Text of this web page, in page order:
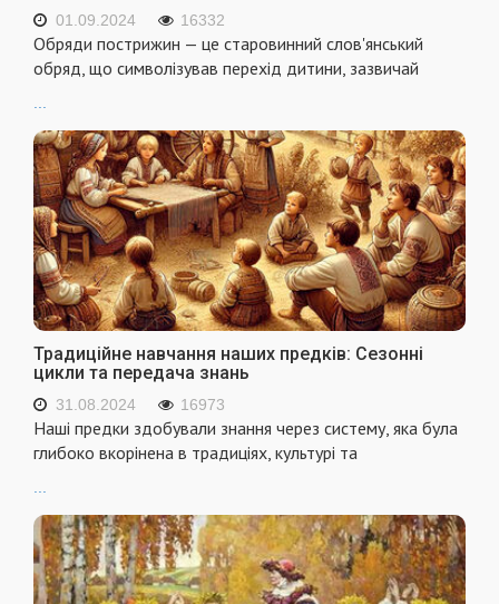
01.09.2024 16332
Обряди пострижин — це старовинний слов'янський
обряд, що символізував перехід дитини, зазвичай
Традиційне навчання наших предків: Сезонні
цикли та передача знань
31.08.2024 16973
Наші предки здобували знання через систему, яка була
глибоко вкорінена в традиціях, культурі та